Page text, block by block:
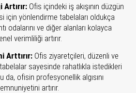
Artırır: Ofis içindeki iş akışının düzgün
için yönlendirme tabelaları oldukça
odalarını ve diğer alanları kolayca
verimliliği artırır.
Arttırır: Ofis ziyaretçileri, düzenli ve
sayesinde rahatlıkla istedikleri
da, ofisin profesyonellik algısını
artırır.